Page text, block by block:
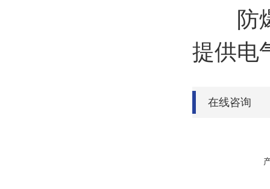
防爆
提供电
在线咨询